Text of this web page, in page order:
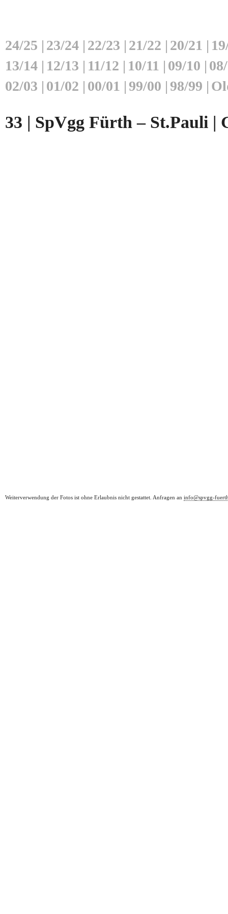
24/25 | 23/24 | 22/23 | 21/22 | 20/21 |
13/14 | 12/13 | 11/12 | 10/11 | 09/10 |
02/03 | 01/02 | 00/01 | 99/00 | 98/99 |
33 | SpVgg Fürth – St.Pauli |
Weiterverwendung der Fotos ist ohne Erlaubnis nicht gestattet. Anfragen an info@spvgg-